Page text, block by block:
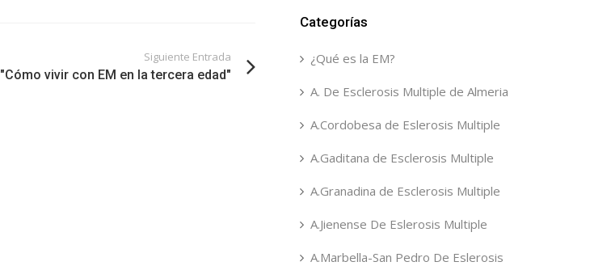
Siguiente Entrada
"Cómo vivir con EM en la tercera edad"
Categorías
¿Qué es la EM?
A. De Esclerosis Multiple de Almeria
A.Cordobesa de Eslerosis Multiple
A.Gaditana de Esclerosis Multiple
A.Granadina de Esclerosis Multiple
A.Jienense De Eslerosis Multiple
A.Marbella-San Pedro De Eslerosis